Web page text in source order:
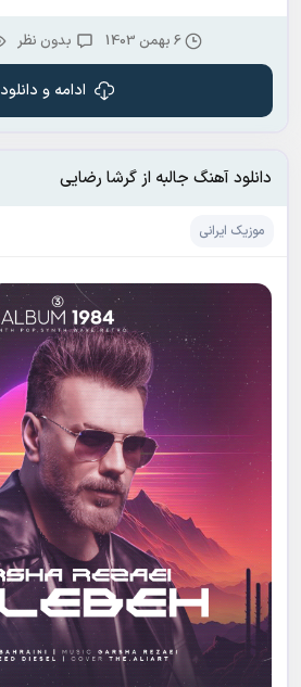
6 بهمن 1403 بدون نظر
ادامه و دانلود
دانلود آهنگ جالبه از گرشا رضایی
موزیک ایرانی